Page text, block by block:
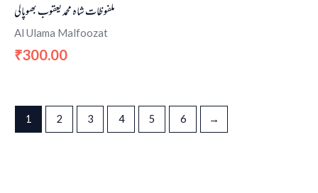
ملفوظات شاہ محمد یعقوب بھوپالی
Al Ulama Malfoozat
₹300.00
1 2 3 4 5 6 →